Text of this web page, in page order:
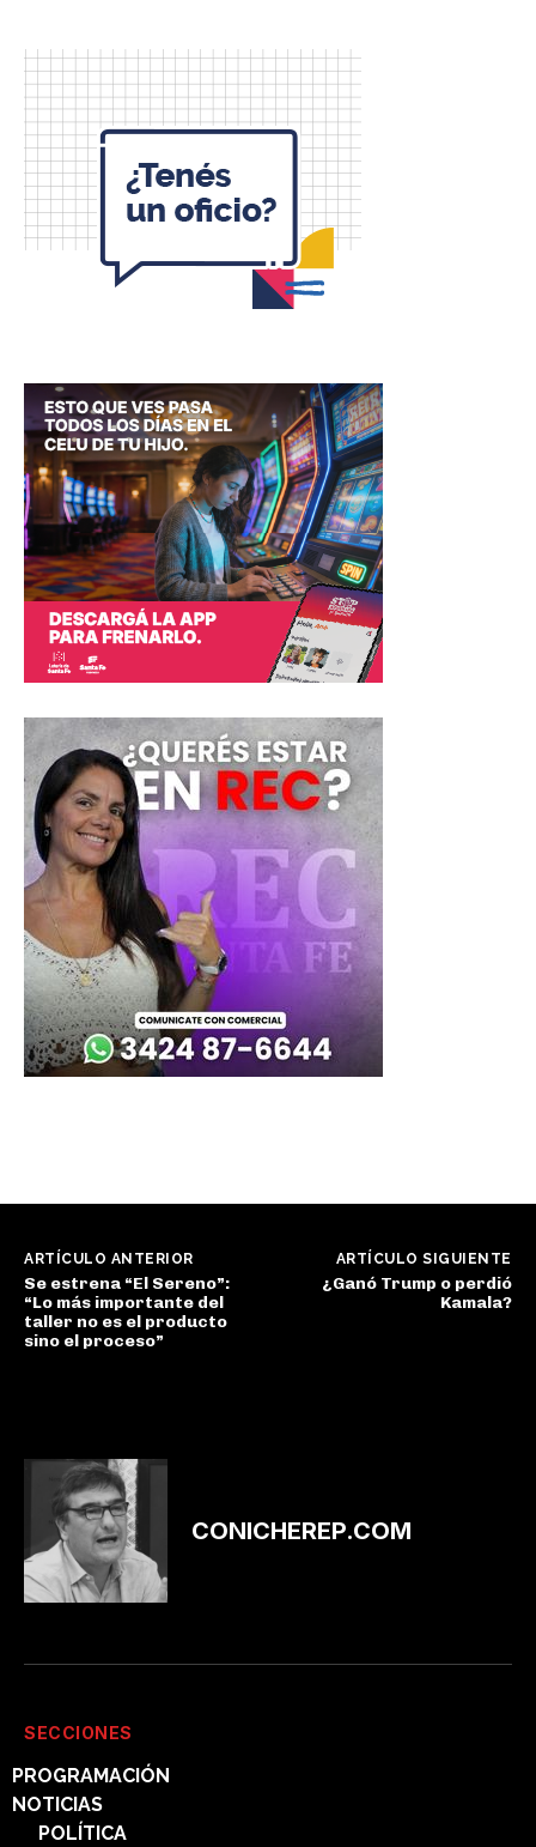
ARTÍCULO ANTERIOR
Se estrena “El Sereno”:
“Lo más importante del
taller no es el producto
sino el proceso”
ARTÍCULO SIGUIENTE
¿Ganó Trump o perdió
Kamala?
CONICHEREP.COM
SECCIONES
PROGRAMACIÓN
NOTICIAS
POLÍTICA